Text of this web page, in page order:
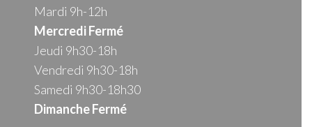
Mardi 9h-12h
MercrediFermé
Jeudi 9h30-18h
Vendredi 9h30-18h
Samedi 9h30-18h30
Dimanche Fermé